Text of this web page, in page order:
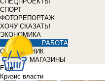
СПОРТ
ФОТОРЕПОРТАЖ
ХОЧУ СКАЗАТЬ!
ЭКОНОМИКА
РАБОТА
СПРАВОЧНИК
МАГАЗИНЫ
Еще
Кризис власти